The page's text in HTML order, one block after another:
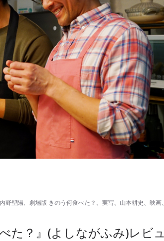
内野聖陽、 劇場版 きのう何食べた？ 、 実写、 山本耕史 、 映画、
た？』(よしながふみ)レビュ